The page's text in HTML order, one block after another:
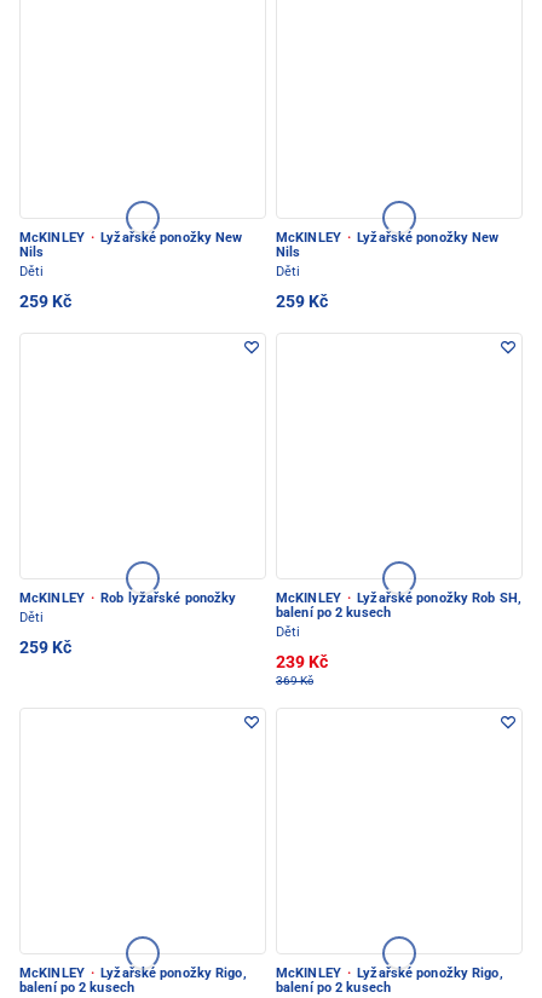
McKINLEY · Lyžařské ponožky New
Nils
Děti
259 Kč
McKINLEY · Lyžařské ponožky New
Nils
Děti
259 Kč
McKINLEY · Rob lyžařské ponožky
Děti
259 Kč
McKINLEY · Lyžařské ponožky Rob SH,
balení po 2 kusech
Děti
239 Kč
369 Kč
McKINLEY · Lyžařské ponožky Rigo,
balení po 2 kusech
McKINLEY · Lyžařské ponožky Rigo,
balení po 2 kusech